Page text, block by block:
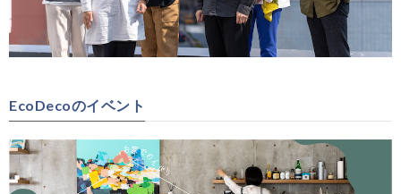
EcoDecoのイベント